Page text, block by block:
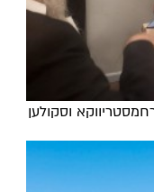
וסקולען